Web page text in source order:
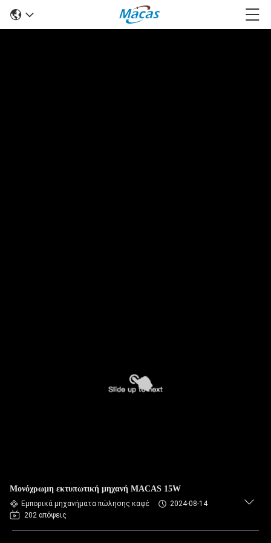
Μονόχρωμη εκτυπωτική μηχανή MACAS 15W
Εμπορικά μηχανήματα πώλησης καφέ
2024-08-14
202 απόψεις